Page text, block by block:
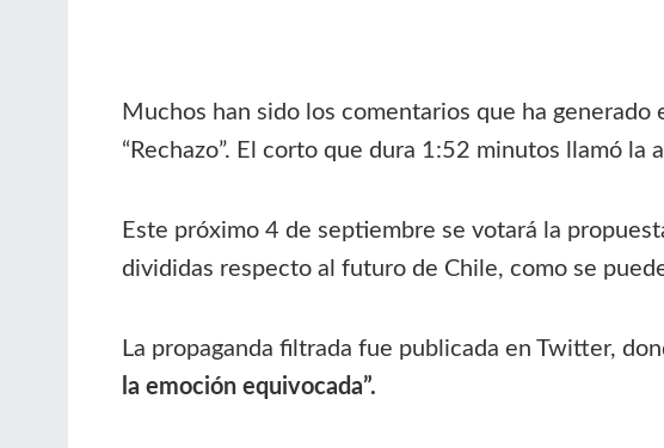
Muchos han sido los comentarios que ha
“Rechazo”. El corto que dura 1:52 minutos llamó
Este próximo 4 de septiembre se votará la
divididas respecto al futuro de Chile, como se
La propaganda filtrada fue publicada en Twitter,
la emoción equivocada”.